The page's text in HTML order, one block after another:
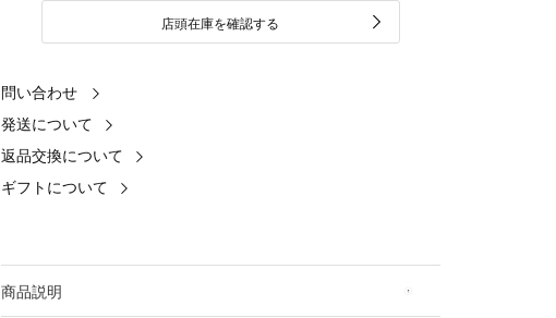
店頭在庫を確認する
問い合わせ
発送について
返品交換について
ギフトについて
商品説明